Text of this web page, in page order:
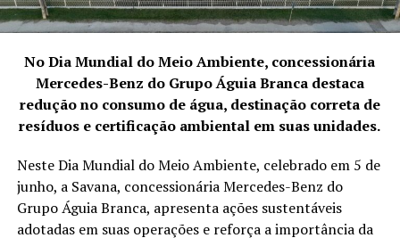
financiamento.
Ainda de acordo com a empresária, falar sobre cidadania
italiana envolve muito mais do que saber sobre a
descendência. “Sempre digo que ser descendente é
apenas o início de uma batalha que deve ser encarada de
alcançados sim, mas com escolhas corretas que nos
levam ao sucesso”, conclui Lilian Ferro.
Sobre a Simonato Cidadania:
No Dia Mundial do Meio Ambiente, concessionária
Mercedes-Benz do Grupo Águia Branca destaca
redução no consumo de água, destinação correta de
resíduos e certificação ambiental em suas unidades.
Neste Dia Mundial do Meio Ambiente, celebrado em 5 de
junho, a Savana, concessionária Mercedes-Benz do
Grupo Águia Branca, apresenta ações sustentáveis
adotadas em suas operações e reforça a importância da